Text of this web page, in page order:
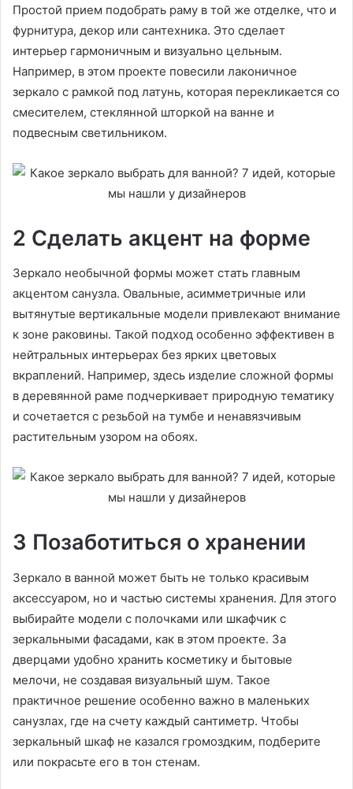
Простой прием подобрать раму в той же отделке, что и
фурнитура, декор или сантехника. Это сделает
интерьер гармоничным и визуально цельным.
Например, в этом проекте повесили лаконичное
зеркало с рамкой под латунь, которая перекликается со
смесителем, стеклянной шторкой на ванне и
подвесным светильником.
2 Сделать акцент на форме
Зеркало необычной формы может стать главным
акцентом санузла. Овальные, асимметричные или
вытянутые вертикальные модели привлекают внимание
к зоне раковины. Такой подход особенно эффективен в
нейтральных интерьерах без ярких цветовых
вкраплений. Например, здесь изделие сложной формы
в деревянной раме подчеркивает природную тематику
и сочетается с резьбой на тумбе и ненавязчивым
растительным узором на обоях.
3 Позаботиться о хранении
Зеркало в ванной может быть не только красивым
аксессуаром, но и частью системы хранения. Для этого
выбирайте модели с полочками или шкафчик с
зеркальными фасадами, как в этом проекте. За
дверцами удобно хранить косметику и бытовые
мелочи, не создавая визуальный шум. Такое
практичное решение особенно важно в маленьких
санузлах, где на счету каждый сантиметр. Чтобы
зеркальный шкаф не казался громоздким, подберите
или покрасьте его в тон стенам.